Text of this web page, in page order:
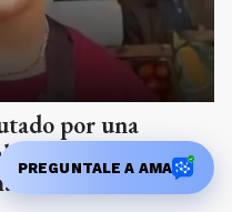
por una
con acceso carnal
PREGUNTALE A AMA